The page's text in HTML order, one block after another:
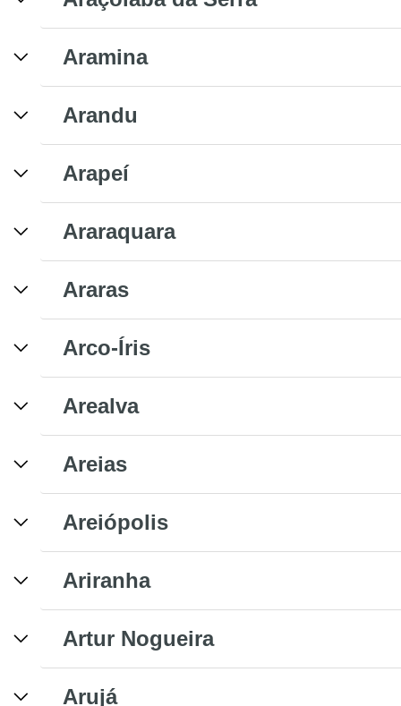
Aramina
Arandu
Arapeí
Araraquara
Araras
Arco-Íris
Arealva
Areias
Areiópolis
Ariranha
Artur Nogueira
Arujá